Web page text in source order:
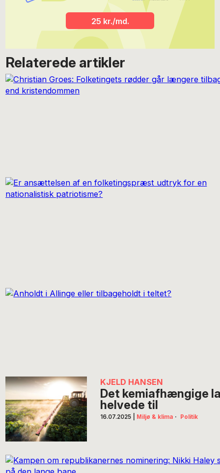
25 kr./md.
Relaterede artikler
KJELD HANSEN
Det kemiafhængige
helvede til
16.07.2025 Miljø & klima · Politik